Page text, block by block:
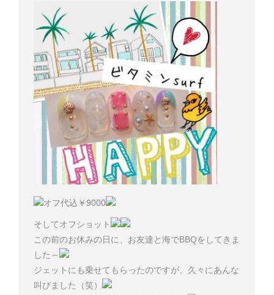
オフ代込￥9000
そしてオフショット
この前のお休みの日に、お友達と海でBBQをしてきま
した～
ジェットにも乗せてもらったのですが、久々にあんな
叫びました（笑）